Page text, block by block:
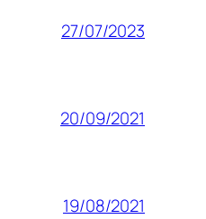
27/07/2023
20/09/2021
19/08/2021